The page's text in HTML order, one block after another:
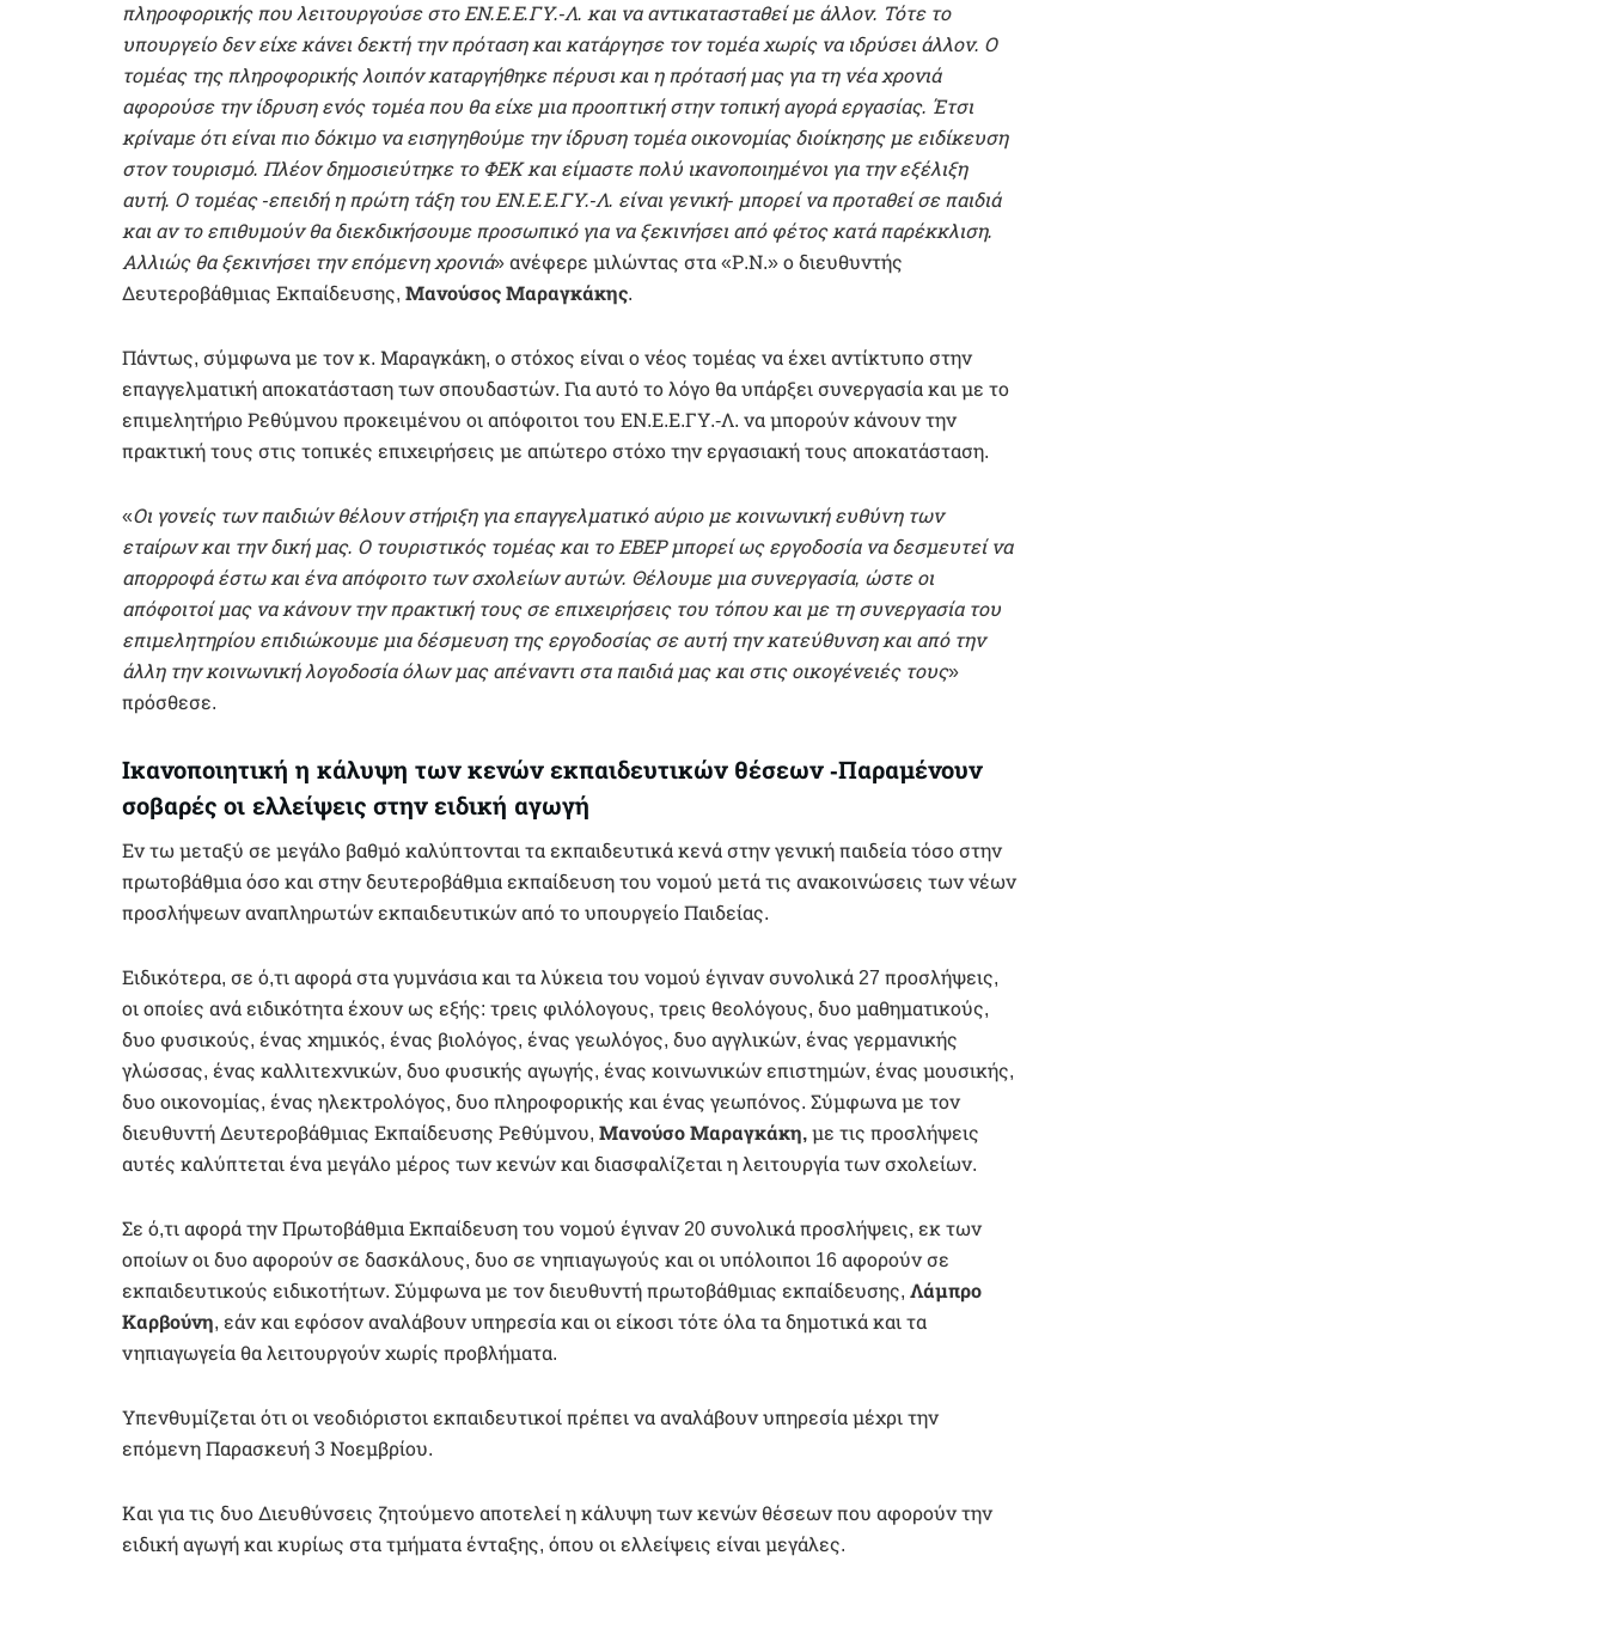
πληροφορικής που λειτουργούσε στο ΕΝ.Ε.Ε.ΓΥ.-Λ. και να αντικατασταθεί με άλλον. Τότε το
υπουργείο δεν είχε κάνει δεκτή την πρόταση και κατάργησε τον τομέα χωρίς να ιδρύσει άλλον. Ο
τομέας της πληροφορικής λοιπόν καταργήθηκε πέρυσι και η πρότασή μας για τη νέα χρονιά
αφορούσε την ίδρυση ενός τομέα που θα είχε μια προοπτική στην τοπική αγορά εργασίας. Έτσι
κρίναμε ότι είναι πιο δόκιμο να εισηγηθούμε την ίδρυση τομέα οικονομίας διοίκησης με ειδίκευση
στον τουρισμό. Πλέον δημοσιεύτηκε το ΦΕΚ και είμαστε πολύ ικανοποιημένοι για την εξέλιξη
αυτή. Ο τομέας -επειδή η πρώτη τάξη του ΕΝ.Ε.Ε.ΓΥ.-Λ. είναι γενική- μπορεί να προταθεί σε παιδιά
και αν το επιθυμούν θα διεκδικήσουμε προσωπικό για να ξεκινήσει από φέτος κατά παρέκκλιση.
Αλλιώς θα ξεκινήσει την επόμενη χρονιά» ανέφερε μιλώντας στα «Ρ.Ν.» ο διευθυντής
Δευτεροβάθμιας Εκπαίδευσης, Μανούσος Μαραγκάκης.
Πάντως, σύμφωνα με τον κ. Μαραγκάκη, ο στόχος είναι ο νέος τομέας να έχει αντίκτυπο στην
επαγγελματική αποκατάσταση των σπουδαστών. Για αυτό το λόγο θα υπάρξει συνεργασία και με το
επιμελητήριο Ρεθύμνου προκειμένου οι απόφοιτοι του ΕΝ.Ε.Ε.ΓΥ.-Λ. να μπορούν κάνουν την
πρακτική τους στις τοπικές επιχειρήσεις με απώτερο στόχο την εργασιακή τους αποκατάσταση.
«Οι γονείς των παιδιών θέλουν στήριξη για επαγγελματικό αύριο με κοινωνική ευθύνη των
εταίρων και την δική μας. Ο τουριστικός τομέας και το ΕΒΕΡ μπορεί ως εργοδοσία να δεσμευτεί να
απορροφά έστω και ένα απόφοιτο των σχολείων αυτών. Θέλουμε μια συνεργασία, ώστε οι
απόφοιτοί μας να κάνουν την πρακτική τους σε επιχειρήσεις του τόπου και με τη συνεργασία του
επιμελητηρίου επιδιώκουμε μια δέσμευση της εργοδοσίας σε αυτή την κατεύθυνση και από την
άλλη την κοινωνική λογοδοσία όλων μας απέναντι στα παιδιά μας και στις οικογένειές τους»
πρόσθεσε.
Ικανοποιητική η κάλυψη των κενών εκπαιδευτικών θέσεων -Παραμένουν
σοβαρές οι ελλείψεις στην ειδική αγωγή
Εν τω μεταξύ σε μεγάλο βαθμό καλύπτονται τα εκπαιδευτικά κενά στην γενική παιδεία τόσο στην
πρωτοβάθμια όσο και στην δευτεροβάθμια εκπαίδευση του νομού μετά τις ανακοινώσεις των νέων
προσλήψεων αναπληρωτών εκπαιδευτικών από το υπουργείο Παιδείας.
Ειδικότερα, σε ό,τι αφορά στα γυμνάσια και τα λύκεια του νομού έγιναν συνολικά 27 προσλήψεις,
οι οποίες ανά ειδικότητα έχουν ως εξής: τρεις φιλόλογους, τρεις θεολόγους, δυο μαθηματικούς,
δυο φυσικούς, ένας χημικός, ένας βιολόγος, ένας γεωλόγος, δυο αγγλικών, ένας γερμανικής
γλώσσας, ένας καλλιτεχνικών, δυο φυσικής αγωγής, ένας κοινωνικών επιστημών, ένας μουσικής,
δυο οικονομίας, ένας ηλεκτρολόγος, δυο πληροφορικής και ένας γεωπόνος. Σύμφωνα με τον
διευθυντή Δευτεροβάθμιας Εκπαίδευσης Ρεθύμνου, Μανούσο Μαραγκάκη, με τις προσλήψεις
αυτές καλύπτεται ένα μεγάλο μέρος των κενών και διασφαλίζεται η λειτουργία των σχολείων.
Σε ό,τι αφορά την Πρωτοβάθμια Εκπαίδευση του νομού έγιναν 20 συνολικά προσλήψεις, εκ των
οποίων οι δυο αφορούν σε δασκάλους, δυο σε νηπιαγωγούς και οι υπόλοιποι 16 αφορούν σε
εκπαιδευτικούς ειδικοτήτων. Σύμφωνα με τον διευθυντή πρωτοβάθμιας εκπαίδευσης, Λάμπρο
Καρβούνη, εάν και εφόσον αναλάβουν υπηρεσία και οι είκοσι τότε όλα τα δημοτικά και τα
νηπιαγωγεία θα λειτουργούν χωρίς προβλήματα.
Υπενθυμίζεται ότι οι νεοδιόριστοι εκπαιδευτικοί πρέπει να αναλάβουν υπηρεσία μέχρι την
επόμενη Παρασκευή 3 Νοεμβρίου.
Και για τις δυο Διευθύνσεις ζητούμενο αποτελεί η κάλυψη των κενών θέσεων που αφορούν την
ειδική αγωγή και κυρίως στα τμήματα ένταξης, όπου οι ελλείψεις είναι μεγάλες.